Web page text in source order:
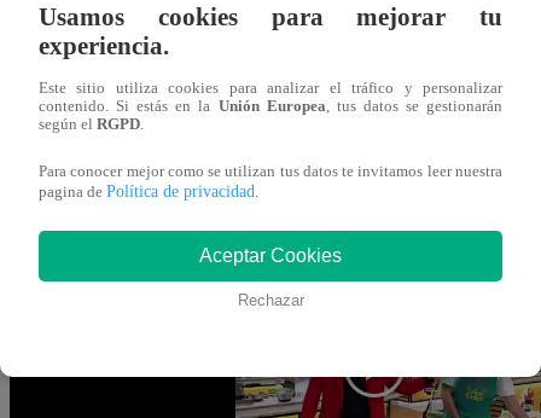
“Se me quemó el arroz. Problemas, problemas. Ya casi
Polo exasperada. Pocos minutos después, volvió a
quemó por segunda vez el arroz, ¿qué hago?”, se
Famosos”. En este primer enfrentamiento, Ximena
y Claudia Berninzon para ir al siguiente nivel. ¿Quiénes
Usamos cookies para mejorar tu
experiencia.
Este sitio utiliza cookies para analizar el tráfico y personalizar
contenido. Si estás en la Unión Europea , tus datos se gestionarán
según el RGPD
Para conocer mejor como se utilizan tus datos te invitamos leer nuestra
pagina de Política de privacidad
Aceptar Cookies
Rechazar